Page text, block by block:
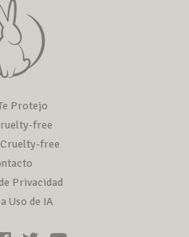
Protejo
free
free
Privacidad
Uso de IA